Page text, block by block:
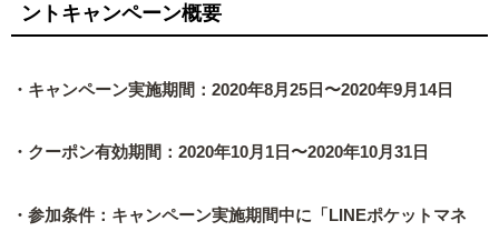
ントキャンペーン概要
・キャンペーン実施期間：2020年8月25日〜2020年9月14日
・クーポン有効期間：2020年10月1日〜2020年10月31日
・参加条件：キャンペーン実施期間中に「LINEポケットマネ